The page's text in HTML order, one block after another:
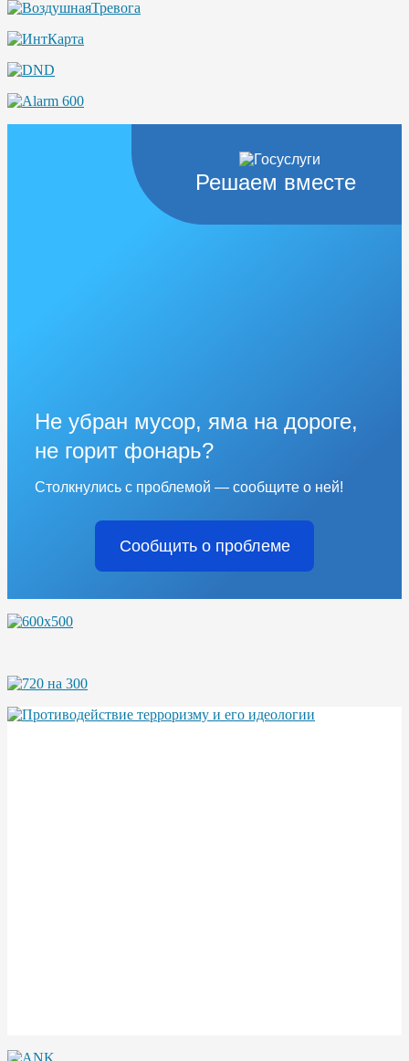
Решаем вместе
Не убран мусор, яма на дороге,
не горит фонарь?
Столкнулись с проблемой — сообщите о ней!
Сообщить о проблеме